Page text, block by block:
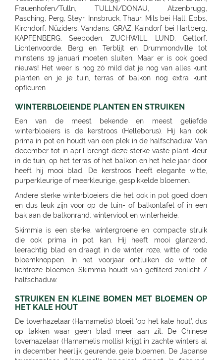
WINTERBLOEIENDE PLANTEN EN STRUIKEN
Een van de meest bekende en meest geliefde
winterbloeiers is de kerstroos (Helleborus). Hij kan ook
prima in pot en houdt van een plek in de halfschaduw. Van
december tot in april brengt deze sterke vaste plant kleur
in de tuin, op het terras of het balkon en het hele jaar door
heeft hij mooi blad. De kerstroos heeft elegante witte,
purperkleurige of meerkleurige, gespikkelde bloemen.
Andere sterke winterbloeiers die het ook in pot goed doen
en dus leuk zijn voor op de tuin- of balkontafel of in een
bak aan de balkonrand: winterviool en winterheide.
Skimmia is een sterke, wintergroene en compacte struik
die ook prima in pot kan. Hij heeft mooi glanzend,
leerachtig blad en draagt in de winter roze, witte of rode
bloemknoppen. In het voorjaar ontluiken de witte of
lichtroze bloemen. Skimmia houdt van gefilterd zonlicht /
halfschaduw.
STRUIKEN EN KLEINE BOMEN MET BLOEMEN OP
HET KALE HOUT
De toverhazelaar (Hamamelis) bloeit ‘op het kale hout’, dus
op takken waar geen blad meer aan zit. De Chinese
toverhazelaar (Hamamelis mollis) krijgt in zachte winters al
in december heerlijk geurende, gele bloemen. De Japanse